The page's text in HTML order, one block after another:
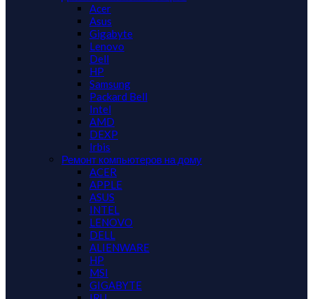
Acer
Asus
Gigabyte
Lenovo
Dell
HP
Samsung
Packard Bell
Intel
AMD
DEXP
Irbis
Ремонт компьютеров на дому
ACER
APPLE
ASUS
INTEL
LENOVO
DELL
ALIENWARE
HP
MSI
GIGABYTE